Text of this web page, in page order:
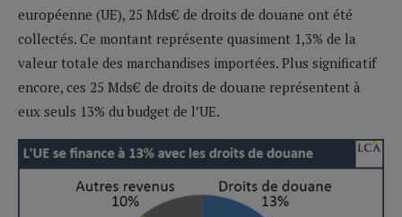
européenne (UE), 25 Mds€ de droits de douane ont été
collectés. Ce montant représente quasiment 1,3% de la
valeur totale des marchandises importées. Plus significatif
encore, ces 25 Mds€ de droits de douane représentent à
eux seuls 13% du budget de l’UE.